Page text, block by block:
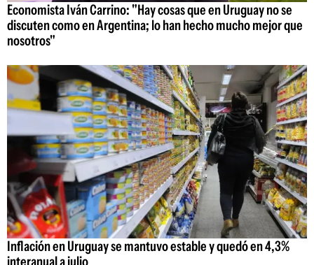
Economista Iván Carrino: "Hay cosas que en Uruguay no se
discuten como en Argentina; lo han hecho mucho mejor que
nosotros"
Inflación en Uruguay se mantuvo estable y quedó en 4,3%